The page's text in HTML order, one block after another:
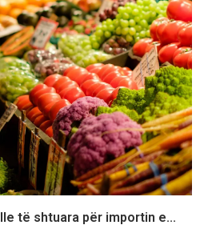
të shtuara për importin e...